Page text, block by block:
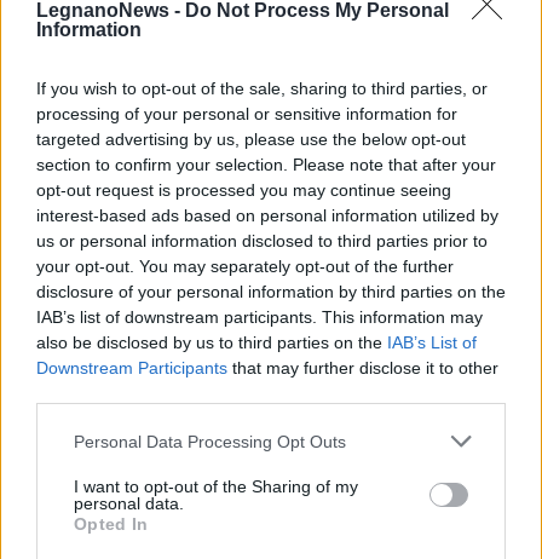
LegnanoNews - Do Not Process My Personal
Information
If you wish to opt-out of the sale, sharing to third parties, or
processing of your personal or sensitive information for
targeted advertising by us, please use the below opt-out
section to confirm your selection. Please note that after your
opt-out request is processed you may continue seeing
interest-based ads based on personal information utilized by
us or personal information disclosed to third parties prior to
your opt-out. You may separately opt-out of the further
disclosure of your personal information by third parties on the
IAB’s list of downstream participants. This information may
also be disclosed by us to third parties on the IAB’s List of
Downstream Participants that may further disclose it to other
Personal Data Processing Opt Outs
I want to opt-out of the Sharing of my
personal data.
Opted In
ALTRE NOTIZIE DI BUSTO GAROLFO